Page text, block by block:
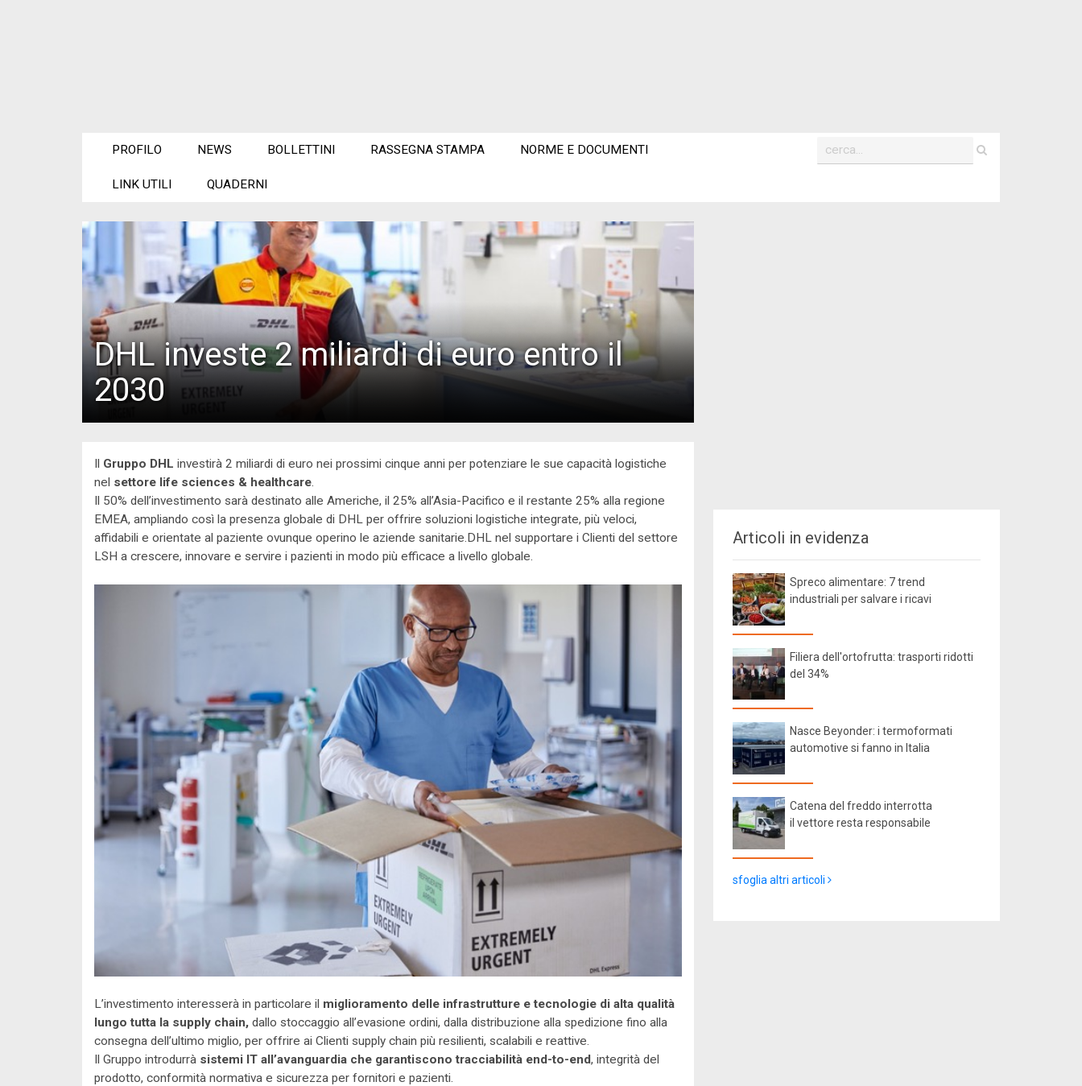
PROFILO NEWS BOLLETTINI RASSEGNA STAMPA NORME E DOCUMENTI
LINK UTILI QUADERNI
DHL investe 2 miliardi di euro entro il
2030
Il Gruppo DHL investirà 2 miliardi di euro nei prossimi cinque anni per potenziare le sue capacità logistiche
nel settore life sciences & healthcare.
Il 50% dell’investimento sarà destinato alle Americhe, il 25% all’Asia-Pacifico e il restante 25% alla regione
EMEA, ampliando così la presenza globale di DHL per offrire soluzioni logistiche integrate, più veloci,
affidabili e orientate al paziente ovunque operino le aziende sanitarie.DHL nel supportare i Clienti del settore
LSH a crescere, innovare e servire i pazienti in modo più efficace a livello globale.
L’investimento interesserà in particolare il miglioramento delle infrastrutture e tecnologie di alta qualità
lungo tutta la supply chain, dallo stoccaggio all’evasione ordini, dalla distribuzione alla spedizione fino alla
consegna dell’ultimo miglio, per offrire ai Clienti supply chain più resilienti, scalabili e reattive.
Il Gruppo introdurrà sistemi IT all’avanguardia che garantiscono tracciabilità end-to-end, integrità del
prodotto, conformità normativa e sicurezza per fornitori e pazienti.
Articoli in evidenza
Spreco alimentare: 7 trend
industriali per salvare i ricavi
Filiera dell'ortofrutta: trasporti ridotti
del 34%
Nasce Beyonder: i termoformati
automotive si fanno in Italia
Catena del freddo interrotta
il vettore resta responsabile
sfoglia altri articoli